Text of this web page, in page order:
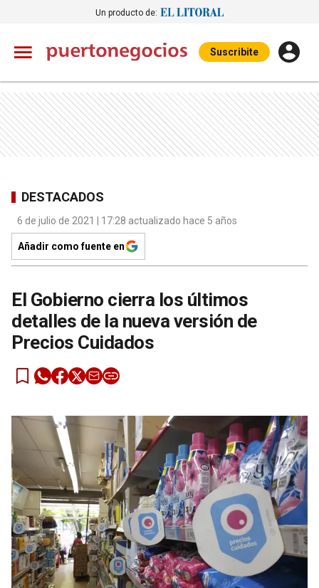
Un producto de:
Suscribite
DESTACADOS
6 de julio de 2021 | 17:28 actualizado hace 5 años
Añadir como fuente en
El Gobierno cierra los últimos
detalles de la nueva versión de
Precios Cuidados